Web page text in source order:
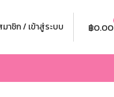
าชิก / เข้าสู่ระบบ ฿0.00